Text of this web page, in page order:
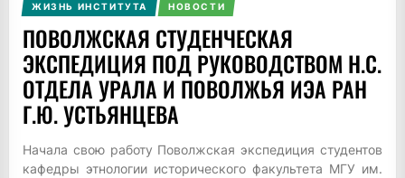
ЖИЗНЬ ИНСТИТУТА НОВОСТИ
ПОВОЛЖСКАЯ СТУДЕНЧЕСКАЯ
ЭКСПЕДИЦИЯ ПОД РУКОВОДСТВОМ Н.С.
ОТДЕЛА УРАЛА И ПОВОЛЖЬЯ ИЭА РАН
Г.Ю. УСТЬЯНЦЕВА
Начала свою работу Поволжская экспедиция студентов
кафедры этнологии исторического факультета МГУ им.